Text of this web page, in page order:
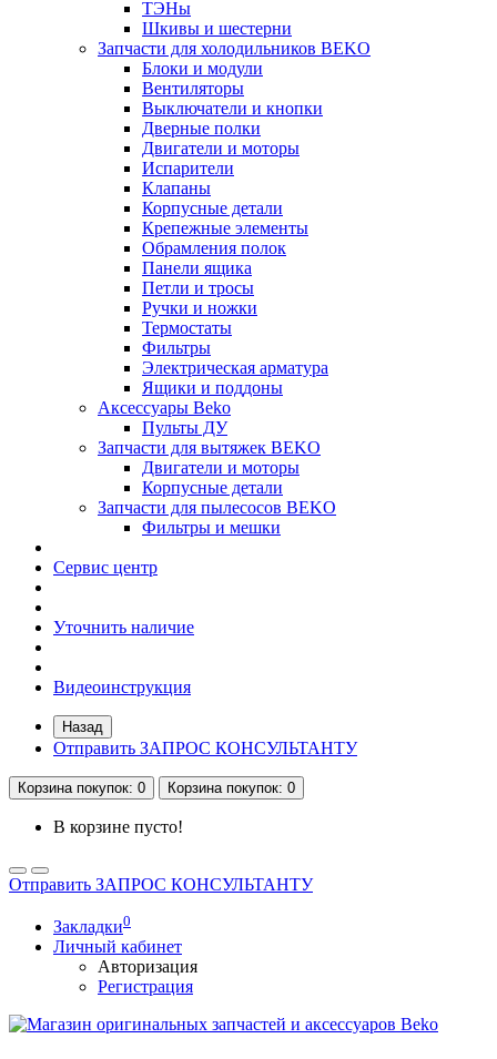
ТЭНы
Шкивы и шестерни
Запчасти для холодильников BEKO
Блоки и модули
Вентиляторы
Выключатели и кнопки
Дверные полки
Двигатели и моторы
Испарители
Клапаны
Корпусные детали
Крепежные элементы
Обрамления полок
Панели ящика
Петли и тросы
Ручки и ножки
Термостаты
Фильтры
Электрическая арматура
Ящики и поддоны
Аксессуары Beko
Пульты ДУ
Запчасти для вытяжек BEKO
Двигатели и моторы
Корпусные детали
Запчасти для пылесосов BEKO
Фильтры и мешки
Сервис центр
Уточнить наличие
Видеоинструкция
Назад
Отправить ЗАПРОС КОНСУЛЬТАНТУ
Корзинапокупок: 0 Корзинапокупок: 0
В корзине пусто!
Отправить ЗАПРОС КОНСУЛЬТАНТУ
Закладки0
Личный кабинет
Авторизация
Регистрация